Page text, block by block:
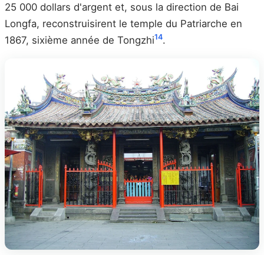
25 000 dollars d'argent et, sous la direction de Bai
Longfa, reconstruisirent le temple du Patriarche en
1867, sixième année de Tongzhi14.